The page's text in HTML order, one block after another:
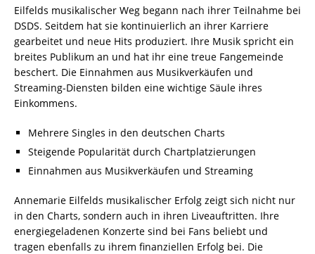
Eilfelds musikalischer Weg begann nach ihrer Teilnahme bei
DSDS. Seitdem hat sie kontinuierlich an ihrer Karriere
gearbeitet und neue Hits produziert. Ihre Musik spricht ein
breites Publikum an und hat ihr eine treue Fangemeinde
beschert. Die Einnahmen aus Musikverkäufen und
Streaming-Diensten bilden eine wichtige Säule ihres
Einkommens.
Mehrere Singles in den deutschen Charts
Steigende Popularität durch Chartplatzierungen
Einnahmen aus Musikverkäufen und Streaming
Annemarie Eilfelds musikalischer Erfolg zeigt sich nicht nur
in den Charts, sondern auch in ihren Liveauftritten. Ihre
energiegeladenen Konzerte sind bei Fans beliebt und
tragen ebenfalls zu ihrem finanziellen Erfolg bei. Die